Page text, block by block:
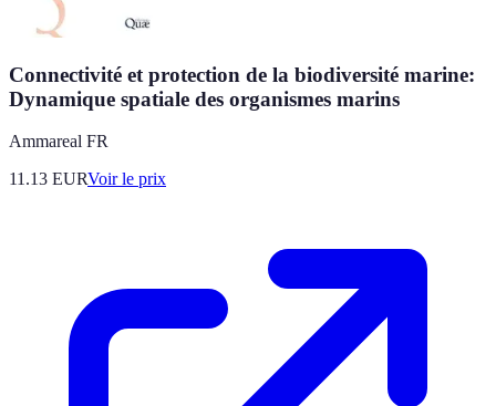
Connectivité et protection de la biodiversité marine:
Dynamique spatiale des organismes marins
Ammareal FR
11.13 EURVoir le prix